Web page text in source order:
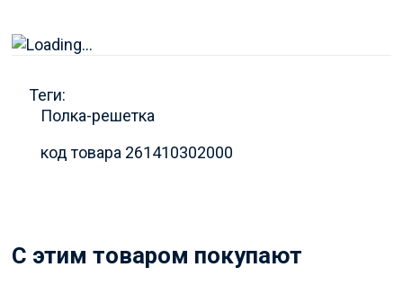
Теги:
Полка-решетка
код товара 261410302000
C этим товаром покупают